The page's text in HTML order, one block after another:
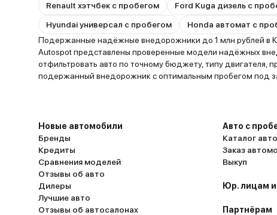
Renault хэтчбек с пробегом
Ford Kuga дизель с
Hyundai универсал с пробегом
Honda автомат с
Подержанные надёжные внедорожники до 1 млн рублей в
Autospot представлены проверенные модели надёжных
отфильтровать авто по точному бюджету, типу
подержанный внедорожник с оптимальным пробегом под
Новые автомобили
Бренды
Кредиты
Сравнения моделей
Отзывы об авто
Дилеры
Лучшие авто
Отзывы об автосалонах
Авто с
Каталог
Заказ
Выкуп
Юр. лицам
Партнёрам